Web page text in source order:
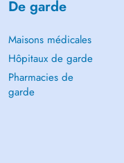
De garde
Maisons médicales
Hôpitaux de garde
Pharmacies de
garde